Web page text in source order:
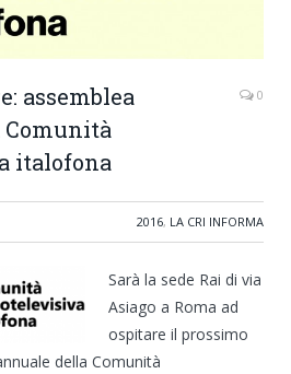
assemblea
Comunità
italofona
0
2016, LA CRI INFORMA
Sarà la sede Rai di via
Asiago a Roma ad
ospitare il prossimo
della Comunità